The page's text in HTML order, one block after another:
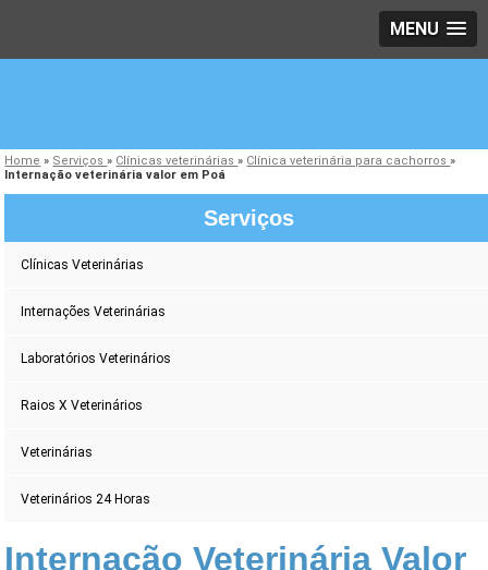
MENU
Home » Serviços» Clínicas veterinárias» Clínica veterinária para cachorros»
Internação veterinária valor em Poá
Serviços
Clínicas Veterinárias
Internações Veterinárias
Laboratórios Veterinários
Raios X Veterinários
Veterinárias
Veterinários 24 Horas
Internação Veterinária Valor